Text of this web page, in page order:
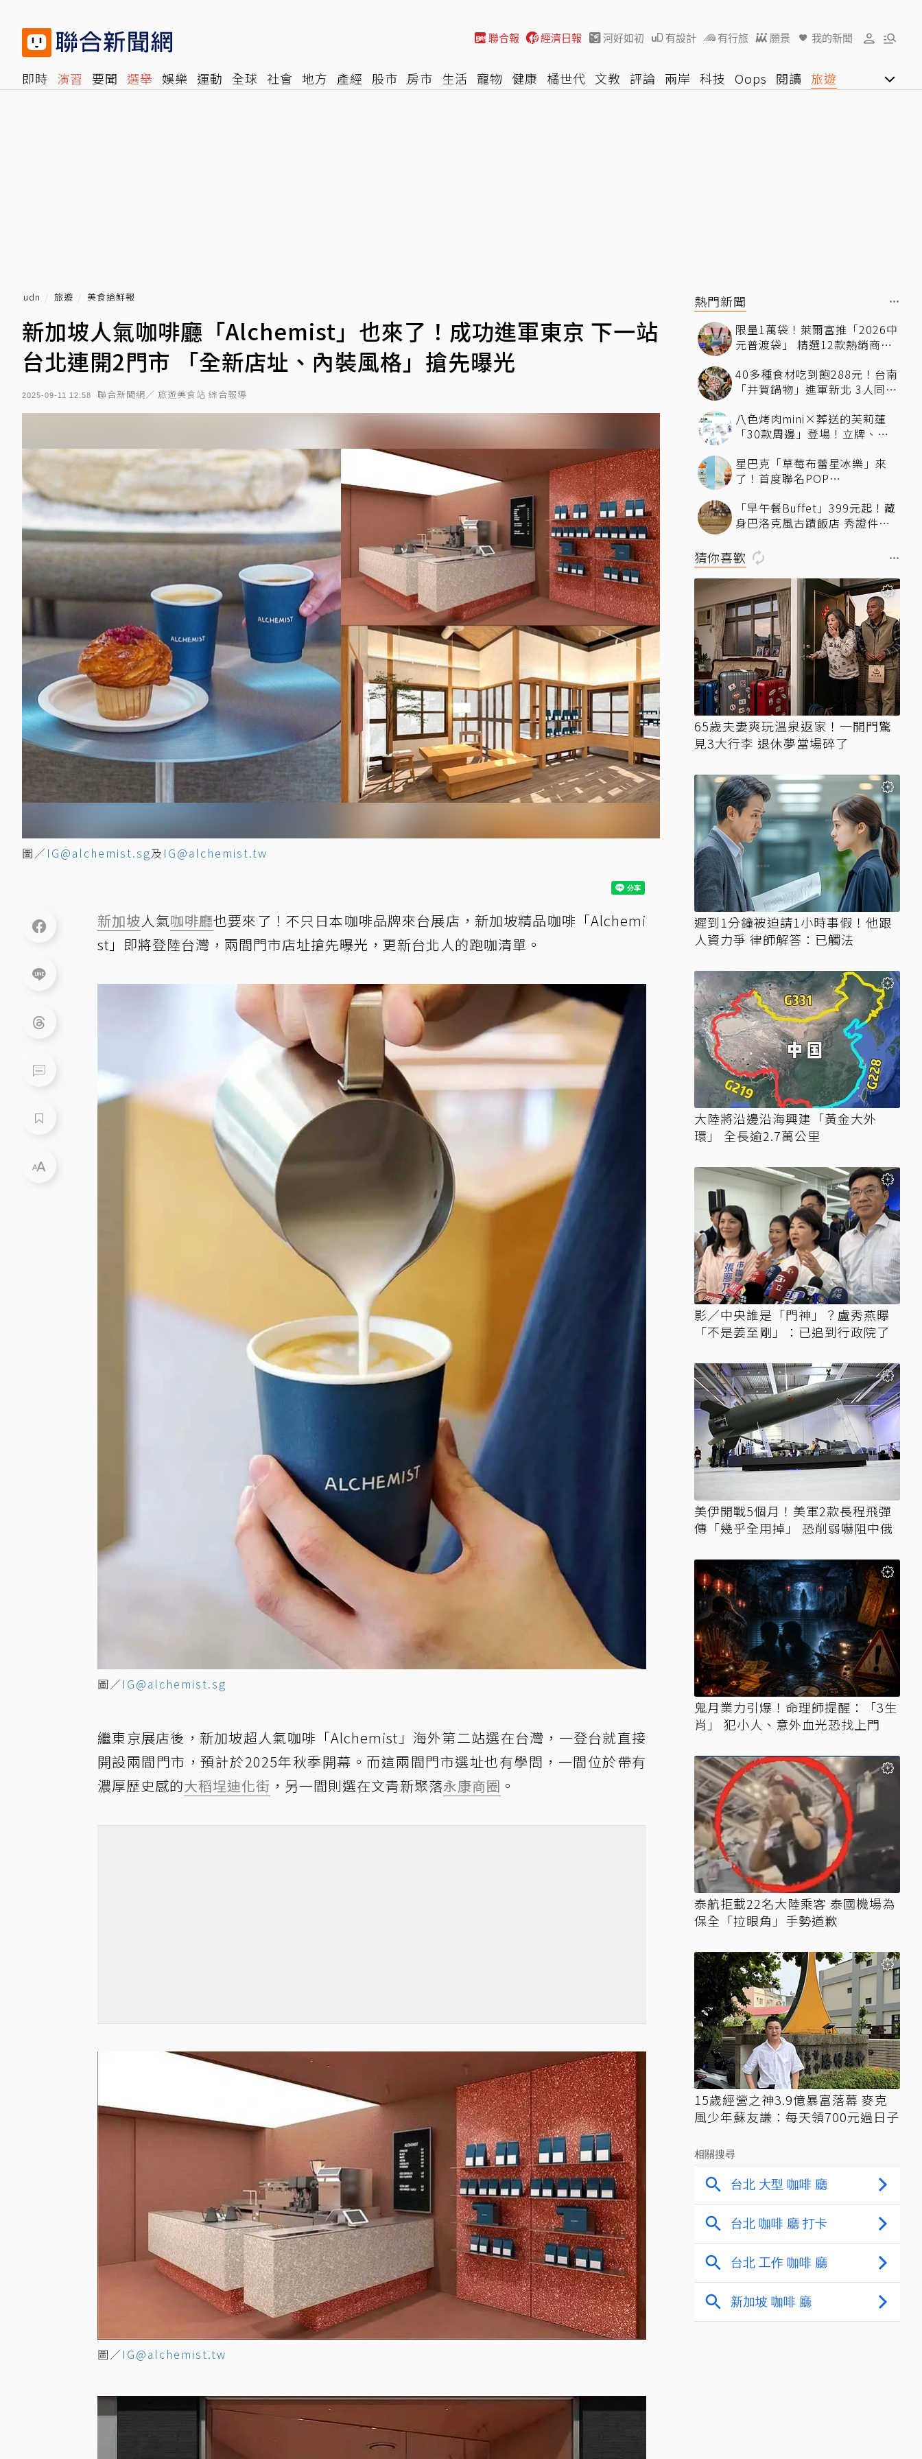
聯合報 經濟日報 河好如初 有設計 有行旅 願景 我的新聞
即時 演習 要聞 選舉 娛樂 運動 全球 社會 地方 產經 股市 房市 生活 寵物 健康 橘世代 文教 評論 兩岸 科技 Oops 閱讀 旅遊
udn 旅遊 美食搶鮮報
新加坡人氣咖啡廳「Alchemist」也來了！成功進軍東京 下一站
台北連開2門市 「全新店址、內裝風格」搶先曝光
2025-09-11 12:58 聯合新聞網／ 旅遊美食站 綜合報導
圖／ IG@alchemist.sg及 IG@alchemist.tw
新加坡人氣咖啡廳也要來了！不只日本咖啡品牌來台展店，新加坡精品咖啡「Alchemi
st」即將登陸台灣，兩間門市店址搶先曝光，更新台北人的跑咖清單。
圖／ IG@alchemist.sg
繼東京展店後，新加坡超人氣咖啡「Alchemist」海外第二站選在台灣，一登台就直接
開設兩間門市，預計於2025年秋季開幕。而這兩間門市選址也有學問，一間位於帶有
濃厚歷史感的大稻埕迪化街 ，另一間則選在文青新聚落永康商圈 。
圖／ IG@alchemist.tw
熱門新聞
限量1萬袋！萊爾富推「2026中
元普渡袋」 精選12款熱銷商品
40多種食材吃到飽288元！台南
「井賀鍋物」進軍新北 3人同行
八色烤肉mini×葬送的芙莉蓮
「30款周邊」登場！立牌、鑰
星巴克「草莓布蕾星冰樂」來
了！首度聯名POP
「MOLLYｘBearista小熊杯」
必收藏
「早午餐Buffet」399元起！藏
身巴洛克風古蹟飯店 秀證件再
猜你喜歡
65歲夫妻爽玩溫泉返家！一開門驚
見3大行李 退休夢當場碎了
遲到1分鐘被迫請1小時事假！他跟
人資力爭 律師解答：已觸法
大陸將沿邊沿海興建「黃金大外
環」 全長逾2.7萬公里
影／中央誰是「門神」？盧秀燕曝
「不是姜至剛」：已追到行政院了
美伊開戰5個月！美軍2款長程飛彈
傳「幾乎全用掉」 恐削弱嚇阻中俄
鬼月業力引爆！命理師提醒：「3生
肖」 犯小人、意外血光恐找上門
泰航拒載22名大陸乘客 泰國機場為
保全「拉眼角」手勢道歉
15歲經營之神3.9億暴富落幕 麥克
風少年蘇友謙：每天領700元過日子